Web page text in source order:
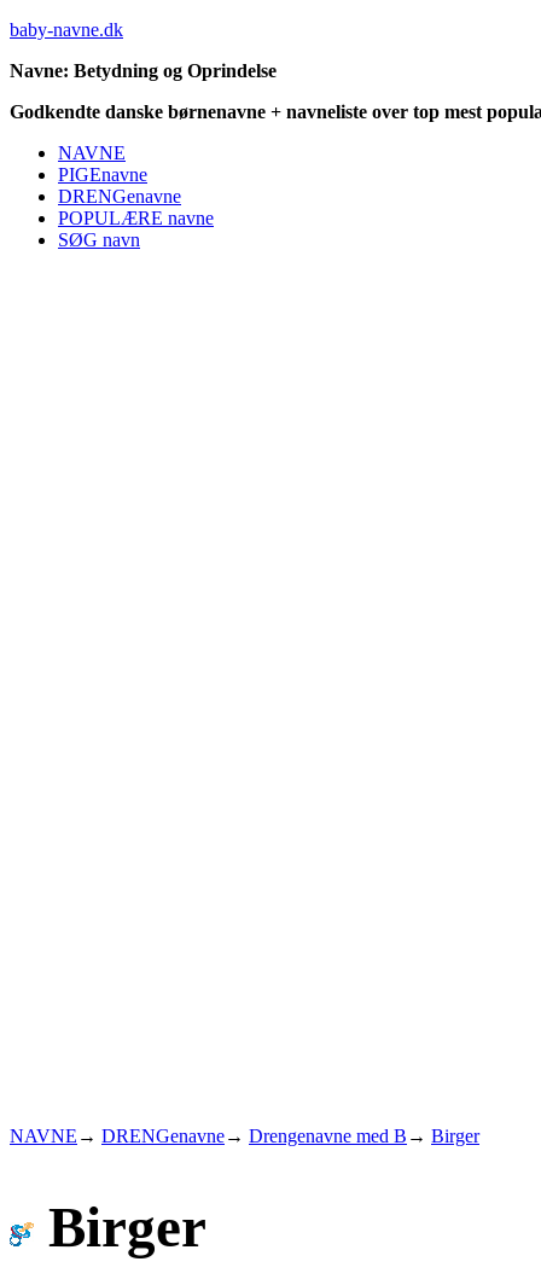
baby-navne.dk
Navne: Betydning og Oprindelse
Godkendte danske børnenavne + navneliste over top mest
NAVNE
PIGEnavne
DRENGenavne
POPULÆRE navne
SØG navn
NAVNE → DRENGenavne→ Drengenavne med B → Birger
Birger